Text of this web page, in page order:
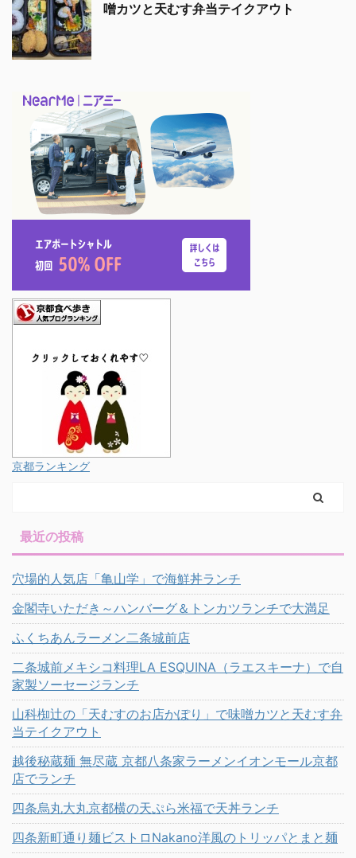
噌カツと天むす弁当テイクアウト
京都ランキング
最近の投稿
穴場的人気店「亀山学」で海鮮丼ランチ
金閣寺いただき～ハンバーグ＆トンカツランチで大満足
ふくちあんラーメン二条城前店
二条城前メキシコ料理LA ESQUINA（ラエスキーナ）で自
家製ソーセージランチ
山科椥辻の「天むすのお店かぽり」で味噌カツと天むす弁
当テイクアウト
越後秘蔵麺 無尽蔵 京都八条家ラーメンイオンモール京都
店でランチ
四条烏丸大丸京都横の天ぷら米福で天丼ランチ
四条新町通り麺ビストロNakano洋風のトリッパとまと麺